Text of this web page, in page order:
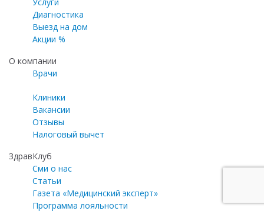
Диагностика
Выезд на дом
Акции %
О компании
Врачи
Клиники
Вакансии
Отзывы
Налоговый вычет
ЗдравКлуб
Сми о нас
Статьи
Газета «Медицинский эксперт»
Программа лояльности